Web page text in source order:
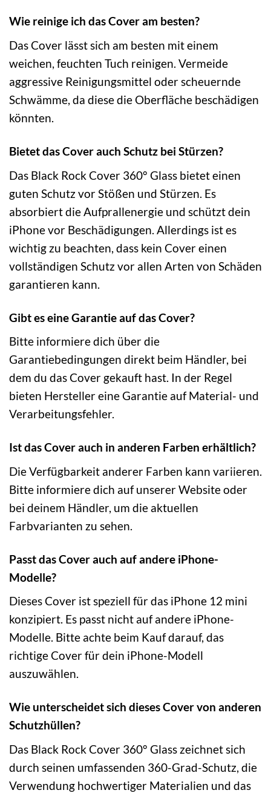
Wie reinige ich das Cover am besten?
Das Cover lässt sich am besten mit einem
weichen, feuchten Tuch reinigen. Vermeide
aggressive Reinigungsmittel oder scheuernde
Schwämme, da diese die Oberfläche beschädigen
könnten.
Bietet das Cover auch Schutz bei Stürzen?
Das Black Rock Cover 360° Glass bietet einen
guten Schutz vor Stößen und Stürzen. Es
absorbiert die Aufprallenergie und schützt dein
iPhone vor Beschädigungen. Allerdings ist es
wichtig zu beachten, dass kein Cover einen
vollständigen Schutz vor allen Arten von Schäden
garantieren kann.
Gibt es eine Garantie auf das Cover?
Bitte informiere dich über die
Garantiebedingungen direkt beim Händler, bei
dem du das Cover gekauft hast. In der Regel
bieten Hersteller eine Garantie auf Material- und
Verarbeitungsfehler.
Ist das Cover auch in anderen Farben erhältlich?
Die Verfügbarkeit anderer Farben kann variieren.
Bitte informiere dich auf unserer Website oder
bei deinem Händler, um die aktuellen
Farbvarianten zu sehen.
Passt das Cover auch auf andere iPhone-
Modelle?
Dieses Cover ist speziell für das iPhone 12 mini
konzipiert. Es passt nicht auf andere iPhone-
Modelle. Bitte achte beim Kauf darauf, das
richtige Cover für dein iPhone-Modell
auszuwählen.
Wie unterscheidet sich dieses Cover von anderen
Schutzhüllen?
Das Black Rock Cover 360° Glass zeichnet sich
durch seinen umfassenden 360-Grad-Schutz, die
Verwendung hochwertiger Materialien und das